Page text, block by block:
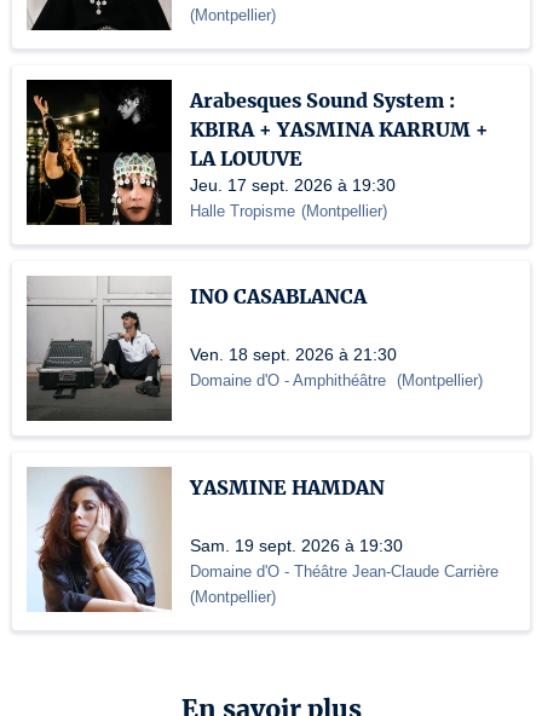
(Montpellier)
Arabesques Sound System :
KBIRA + YASMINA KARRUM +
LA LOUUVE
Jeu. 17 sept. 2026 à 19:30
Halle Tropisme (Montpellier)
INO CASABLANCA
Ven. 18 sept. 2026 à 21:30
Domaine d'O - Amphithéâtre (Montpellier)
YASMINE HAMDAN
Sam. 19 sept. 2026 à 19:30
Domaine d'O - Théâtre Jean-Claude Carrière
(Montpellier)